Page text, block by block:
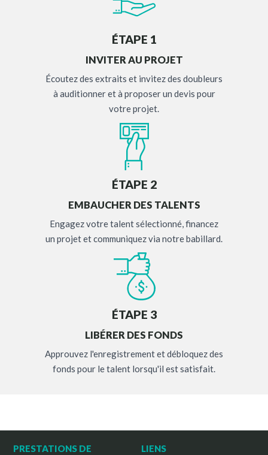
ÉTAPE 1
INVITER AU PROJET
Écoutez des extraits et invitez des doubleurs
à auditionner et à proposer un devis pour
votre projet.
ÉTAPE 2
EMBAUCHER DES TALENTS
Engagez votre talent sélectionné, financez
un projet et communiquez via notre babillard.
ÉTAPE 3
LIBÉRER DES FONDS
Approuvez l'enregistrement et débloquez des
fonds pour le talent lorsqu'il est satisfait.
PRESTATIONS DE
LIENS